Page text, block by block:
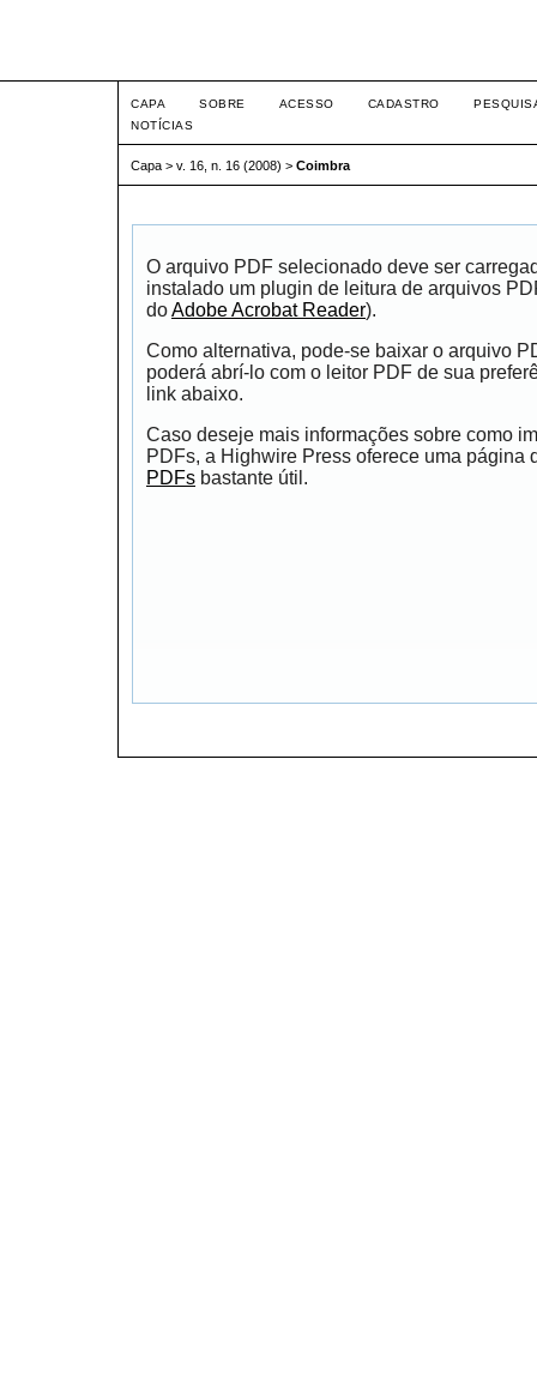
CAPA SOBRE ACESSO CADASTRO
NOTÍCIAS
Capa > v. 16, n. 16 (2008) > Coimbra
O arquivo PDF selecionado deve ser
instalado um plugin de leitura de arquivos
doAdobe Acrobat Reader).
Como alternativa, pode-se baixar o arquivo
poderá abrí-lo com o leitor PDF de sua
link abaixo.
Caso deseje mais informações sobre como
PDFs, a Highwire Press oferece uma página
PDFs bastante útil.